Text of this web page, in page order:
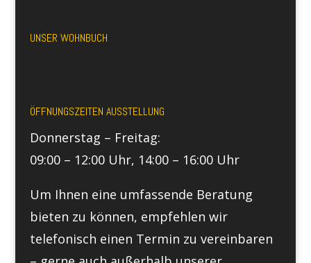
UNSER WOHNBUCH
ÖFFNUNGSZEITEN AUSSTELLUNG
Donnerstag – Freitag:
09:00 – 12:00 Uhr, 14:00 – 16:00 Uhr
Um Ihnen eine umfassende Beratung
bieten zu können, empfehlen wir
telefonisch einen Termin zu vereinbaren